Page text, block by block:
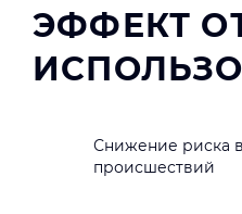
ЭФФЕКТ
Снижение риска
происшествий